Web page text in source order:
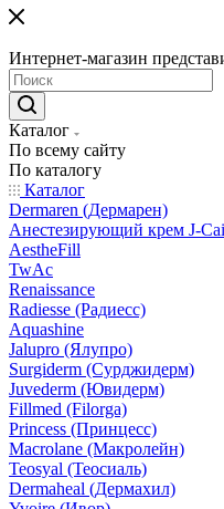
Интернет-магазин
Каталог
По всему сайту
По каталогу
Каталог
Dermaren (Дермарен)
Анестезирующий крем J-
AestheFill
TwAc
Renaissance
Radiesse (Радиесс)
Aquashine
Jalupro (Ялупро)
Surgiderm (Сурджидерм)
Juvederm (Ювидерм)
Fillmed (Filorga)
Princess (Принцесс)
Macrolane (Макролейн)
Teosyal (Теосиаль)
Dermaheal (Дермахил)